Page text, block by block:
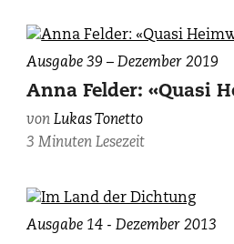
Ausgabe 39 – Dezember 2019
Anna Felder: «Quasi
vonLukas Tonetto
3 Minuten Lesezeit
Joachim
Ausgabe 14 - Dezember 2013